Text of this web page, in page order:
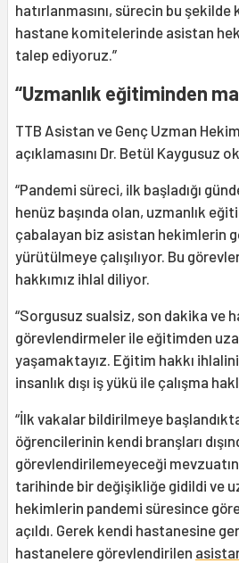
hatırlanmasını, sürecin bu
hastane komitelerinde asistan
talep ediyoruz.”
“Uzmanlık eğitiminden
TTB Asistan ve Genç Uzman
açıklamasını Dr. Betül Kaygusuz
“Pandemi süreci, ilk başladığı
henüz başında olan, uzmanlık
çabalayan biz asistan hekimlerin
yürütülmeye çalışılıyor. Bu
hakkımız ihlal diliyor.
“Sorgusuz sualsiz, son dakika ve
görevlendirmeler ile eğitimden
yaşamaktayız. Eğitim hakkı
insanlık dışı iş yükü ile çalışma
“İlk vakalar bildirilmeye
öğrencilerinin kendi branşları
görevlendirilemeyeceği
tarihinde bir değişikliğe gidildi ve
hekimlerin pandemi süresince
açıldı. Gerek kendi hastanesine
hastanelere görevlendirilen